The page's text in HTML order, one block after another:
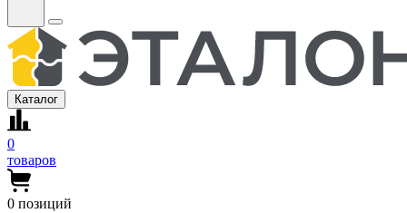
Каталог
0
товаров
0 позиций